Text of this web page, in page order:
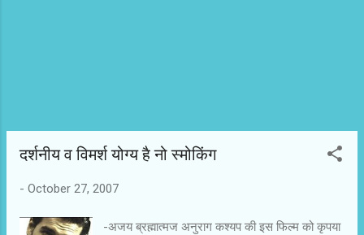
दर्शनीय व विमर्श योग्य है नो स्मोकिंग
- October 27, 2007
-अजय ब्रह्मात्मज अनुराग कश्यप की इस फिल्म को कृपया